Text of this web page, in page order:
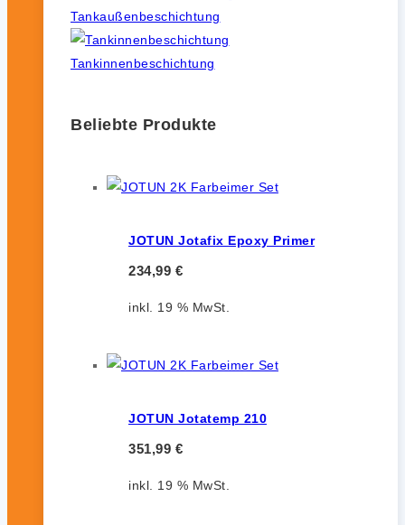
Tankaußenbeschichtung
Tankinnenbeschichtung
Beliebte Produkte
JOTUN Jotafix Epoxy Primer
234,99 €
inkl. 19 % MwSt.
JOTUN Jotatemp 210
351,99 €
inkl. 19 % MwSt.